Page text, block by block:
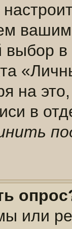
выбор
на
в
или